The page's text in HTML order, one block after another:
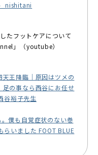
たフットケアについて
」（youtube）
天王降臨｜原因はツメの
の事なら西谷にお任せ
谷裕子先生
僕も自覚症状のない巻
らいました FOOT BLUE